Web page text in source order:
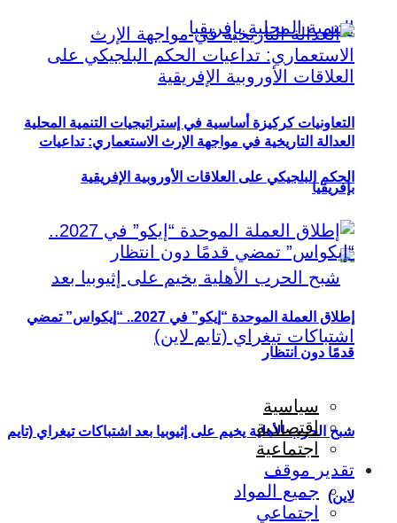
التعاونيات كركيزة أساسية في إستراتيجيات التنمية المحلية
بإفريقيا
شبح الحرب الأهلية يخيم على إثيوبيا بعد اشتباكات تيغراي (تايم
لاين)
العدالة التاريخية في مواجهة الإرث الاستعماري: تداعيات
الحكم البلجيكي على العلاقات الأوروبية الإفريقية
إطلاق العملة الموحدة “إيكو” في 2027.. “إيكواس” تمضي
قدمًا دون انتظار
سياسية
اقتصادية
اجتماعية
تقدير موقف
جميع المواد
اجتماعي